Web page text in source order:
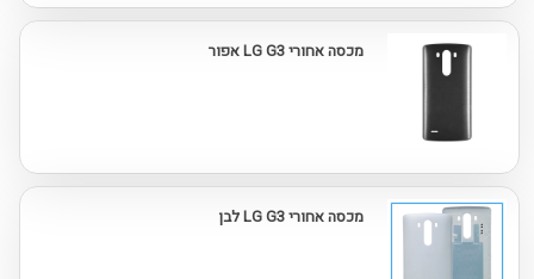
מכסה אחורי LG G3 אפור
מכסה אחורי LG G3 לבן